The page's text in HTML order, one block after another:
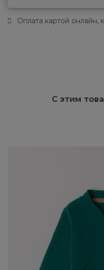
Оплата картой онлайн,
С этим